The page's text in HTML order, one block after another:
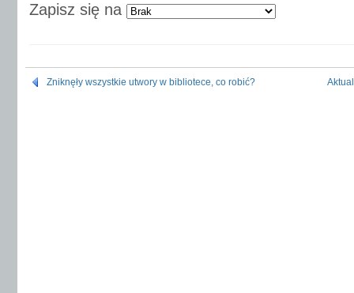
Zapisz się na
Zniknęły wszystkie utwory w bibliotece, co robić?